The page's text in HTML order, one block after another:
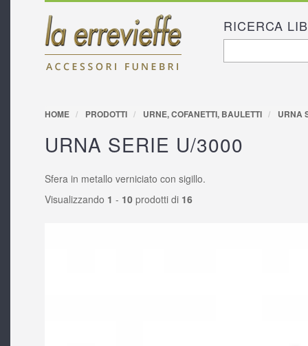
RICERCA
FORM
Cerca
HOME PRODOTTI URNE, COFANETTI, BAULETTI URNA
URNA SERIE U/3000
Sfera in metallo verniciato con sigillo.
Visualizzando 1 - 10 prodotti di 16